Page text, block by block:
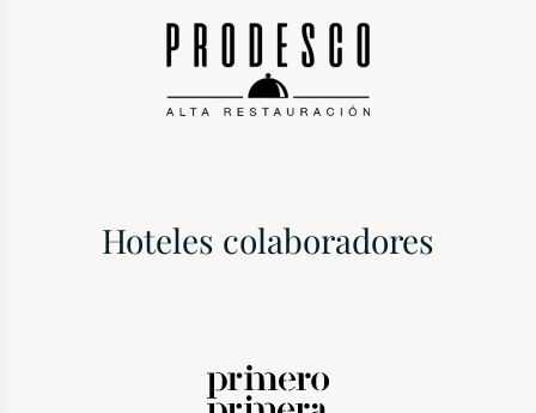
Hoteles colaboradores